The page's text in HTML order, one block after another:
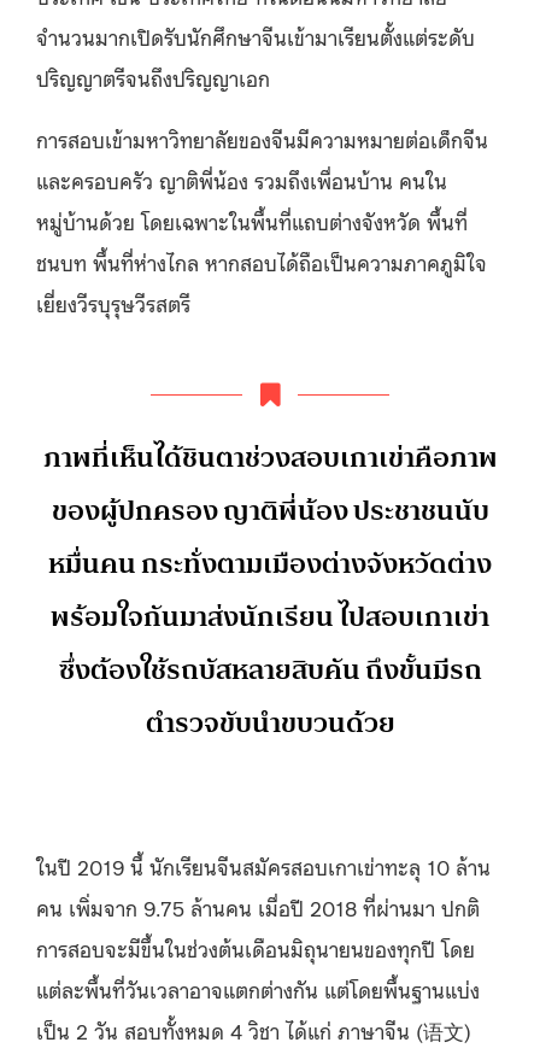
จำนวนมากเปิดรับนักศึกษาจีนเข้ามาเรียนตั้งแต่ระดับ
ปริญญาตรีจนถึงปริญญาเอก
การสอบเข้ามหาวิทยาลัยของจีนมีความหมายต่อเด็กจีน
และครอบครัว ญาติพี่น้อง รวมถึงเพื่อนบ้าน คนใน
หมู่บ้านด้วย โดยเฉพาะในพื้นที่แถบต่างจังหวัด พื้นที่
ชนบท พื้นที่ห่างไกล หากสอบได้ถือเป็นความภาคภูมิใจ
เยี่ยงวีรบุรุษวีรสตรี
ภาพที่เห็นได้ชินตาช่วงสอบเกาเข่าคือภาพ
ของผู้ปกครอง ญาติพี่น้อง ประชาชนนับ
หมื่นคน กระทั่งตามเมืองต่างจังหวัด​ต่าง
พร้อมใจกันมาส่งนักเรียน ไปสอบเกาเข่า
ซึ่งต้องใช้รถบัสหลายสิบคัน ถึงขั้นมีรถ
ตำรวจขับนำขบวนด้วย
ในปี 2019 นี้ นักเรียนจีนสมัครสอบเกาเข่าทะลุ 10 ล้าน
คน เพิ่มจาก 9.75 ล้านคน เมื่อปี 2018 ที่ผ่านมา ปกติ
การสอบจะมีขึ้นในช่วงต้นเดือนมิถุนายนของทุกปี โดย
แต่ละพื้นที่วันเวลาอาจแตกต่างกัน แต่โดยพื้นฐานแบ่ง
เป็น 2 วัน สอบทั้งหมด 4 วิชา ได้แก่ ภาษาจีน (语文)